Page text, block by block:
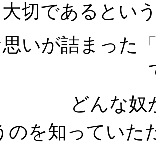
切であるとい
いが詰まった
どんな奴
のを知っていた